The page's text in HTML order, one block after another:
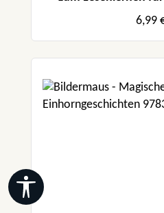
6,99
Werkzeugleiste anzeigen